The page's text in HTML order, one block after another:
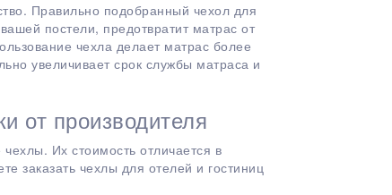
Правильно подобранный чехол для
постели, предотвратит матрас от
чехла делает матрас более
увеличивает срок службы матраса и
от производителя
Их стоимость отличается в
заказать чехлы для отелей и гостиниц